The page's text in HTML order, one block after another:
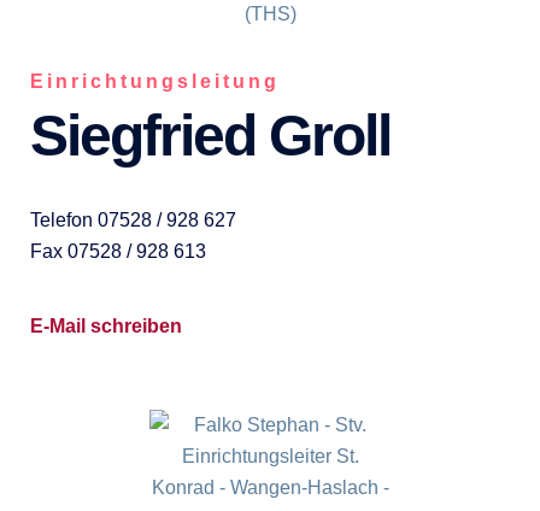
Einrichtungsleitung
Siegfried Groll
Telefon 07528 / 928 627
Fax 07528 / 928 613
E-Mail schreiben